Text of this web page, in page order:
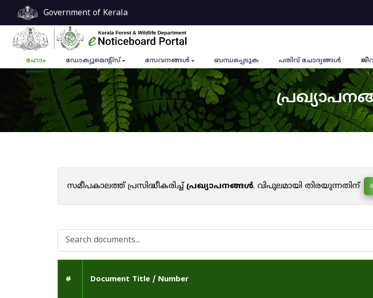
Government of Kerala
ഹോം ഡോക്യുമെൻ്റ്സ് സേവനങ്ങൾ ബന്ധപ്പെടുക പതിവ് ചോദ്യങ്ങൾ
സമീപകാലത്ത് പ്രസിദ്ധീകരിച്ച്പ്രഖ്യാപനങ്ങൾ. വിപുലമായി തിരയുന്നതിന്
# Document Title / Number